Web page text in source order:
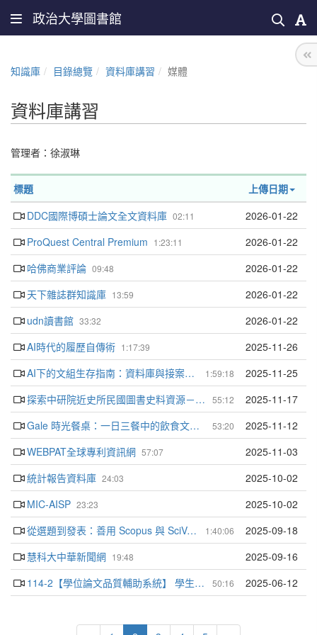
政治大學圖書館
知識庫 目錄總覽 資料庫講習 媒體
資料庫講習
管理者： 徐淑琳
標題 上傳日期
02:11
DDC國際博碩士論文全文資料庫 2026-01-22
1:23:11
ProQuest Central Premium 2026-01-22
09:48
哈佛商業評論 2026-01-22
13:59
天下雜誌群知識庫 2026-01-22
33:32
udn讀書館 2026-01-22
1:17:39
AI時代的履歷自傳術 2025-11-26
1:59:18
AI下的文組生存指南：資料庫與接案、投稿之運用 2025-11-25
55:12
探索中研院近史所民國圖書史料資源－從政大校史看起 2025-11-17
53:20
Gale 時光餐桌：一日三餐中的飲食文化與歷史足跡 2025-11-12
57:07
WEBPAT全球專利資訊網 2025-11-03
24:03
統計報告資料庫 2025-10-02
23:23
MIC-AISP 2025-10-02
1:40:06
從選題到發表：善用 Scopus 與 SciVal 達成您的研究目標 2025-09-18
19:48
慧科大中華新聞網 2025-09-16
50:16
114-2【學位論文品質輔助系統】 學生端教育訓練 2025-06-12